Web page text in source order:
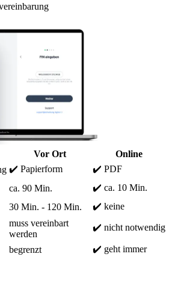
Vor Ort
Online
✔️ Papierform
✔️ PDF
ca. 90 Min.
✔️ ca. 10 Min.
30 Min. - 120 Min. ✔️ keine
muss vereinbart
werden
✔️ nicht notwendig
begrenzt ✔️ geht immer